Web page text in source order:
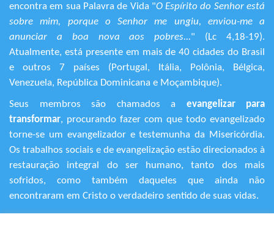
encontra em sua Palavra de Vida "O Espírito do Senhor está
sobre mim, porque o Senhor me ungiu, enviou-me a
anunciar a boa nova aos pobres..." (Lc 4,18-19).
Atualmente, está presente em mais de 40 cidades do Brasil
e outros 7 países (Portugal, Itália, Polônia, Bélgica,
Venezuela, República Dominicana e Moçambique).
Seus membros são chamados a evangelizar para
transformar, procurando fazer com que todo evangelizado
torne-se um evangelizador e testemunha da Misericórdia.
Os trabalhos sociais e de evangelização estão direcionados à
restauração integral do ser humano, tanto dos mais
sofridos, como também daqueles que ainda não
encontraram em Cristo o verdadeiro sentido de suas vidas.